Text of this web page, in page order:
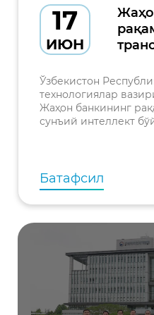
17
ИЮН
Ўзбекистон
технологиялар
Жаҳон банкининг
сунъий интеллект
Батафсил